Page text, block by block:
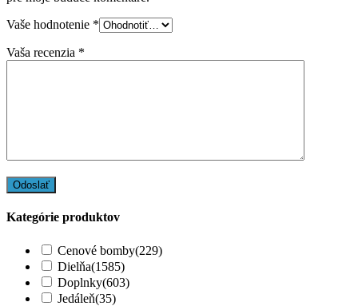
Vaše hodnotenie *
Vaša recenzia *
Kategórie produktov
Cenové bomby(229)
Dielňa(1585)
Doplnky(603)
Jedáleň(35)